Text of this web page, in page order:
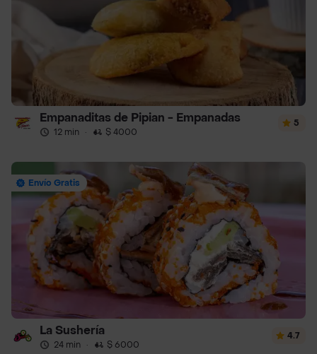
Empanaditas de Pipian - Empanadas
12 min · $ 4000
5
Envío Gratis
La Sushería
24 min · $ 6000
4.7